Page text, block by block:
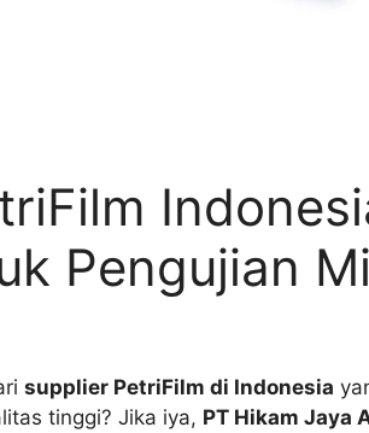
Pengujian
supplier PetriFilm di Indonesia
tinggi? Jika iya, PT Hikam Jaya